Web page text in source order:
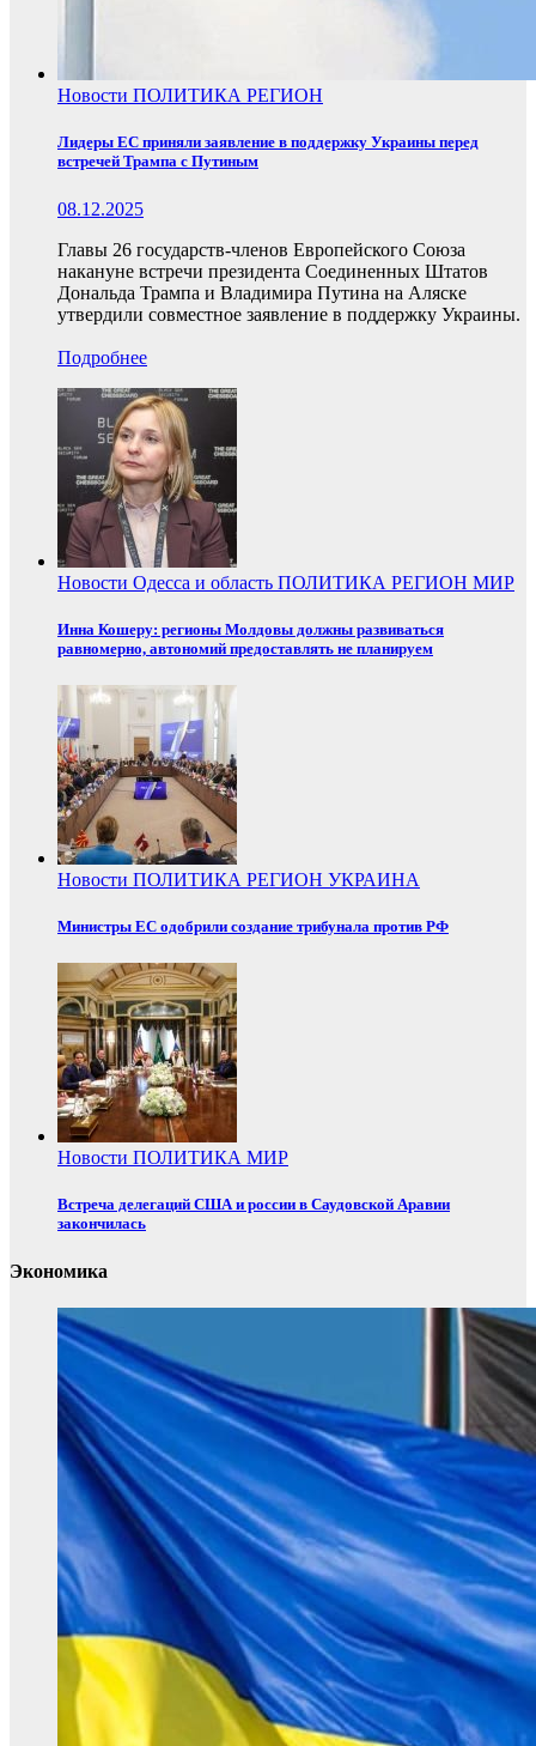
Новости ПОЛИТИКА РЕГИОН
Лидеры ЕС приняли заявление в поддержку Украины перед
встречей Трампа с Путиным
08.12.2025
Главы 26 государств-членов Европейского Союза
накануне встречи президента Соединенных Штатов
Дональда Трампа и Владимира Путина на Аляске
утвердили совместное заявление в поддержку Украины.
Подробнее
Новости Одесса и область ПОЛИТИКА РЕГИОН МИР
Инна Кошеру: регионы Молдовы должны развиваться
равномерно, автономий предоставлять не планируем
Новости ПОЛИТИКА РЕГИОН УКРАИНА
Министры ЕС одобрили создание трибунала против РФ
Новости ПОЛИТИКА МИР
Встреча делегаций США и россии в Саудовской Аравии
закончилась
Экономика